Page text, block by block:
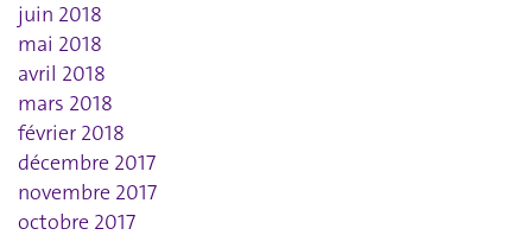
juin 2018
mai 2018
avril 2018
mars 2018
février 2018
décembre 2017
novembre 2017
octobre 2017